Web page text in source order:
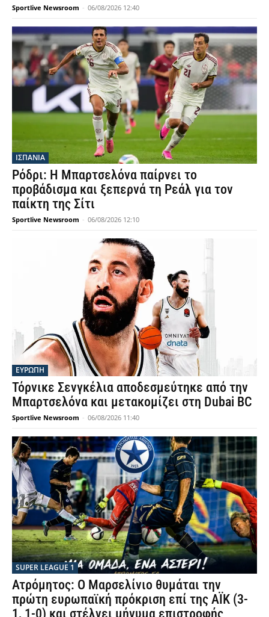
Sportlive Newsroom - 06/08/2026 12:40
ΙΣΠΑΝΙΑ
Ρόδρι: Η Μπαρτσελόνα παίρνει το
προβάδισμα και ξεπερνά τη Ρεάλ για τον
παίκτη της Σίτι
Sportlive Newsroom - 06/08/2026 12:10
ΕΥΡΩΠΗ
Τόρνικε Σενγκέλια αποδεσμεύτηκε από την
Μπαρτσελόνα και μετακομίζει στη Dubai BC
Sportlive Newsroom - 06/08/2026 11:40
SUPER LEAGUE 1
Ατρόμητος: Ο Μαρσελίνιο θυμάται την
πρώτη ευρωπαϊκή πρόκριση επί της ΑΪΚ (3-
1, 1-0) και στέλνει μήνυμα επιστροφής